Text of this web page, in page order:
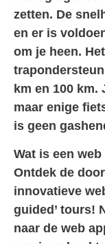
zetten. De
en er is
om je heen.
km en 100 km.
maar enige
is geen
Wat is een web
Ontdek de
innovatieve
guided’ tours!
naar de web